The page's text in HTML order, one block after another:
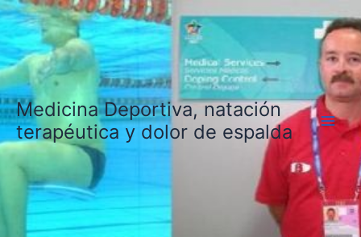
Ir
contenido
Medicina Deportiva, natación
terapéutica y dolor de espalda